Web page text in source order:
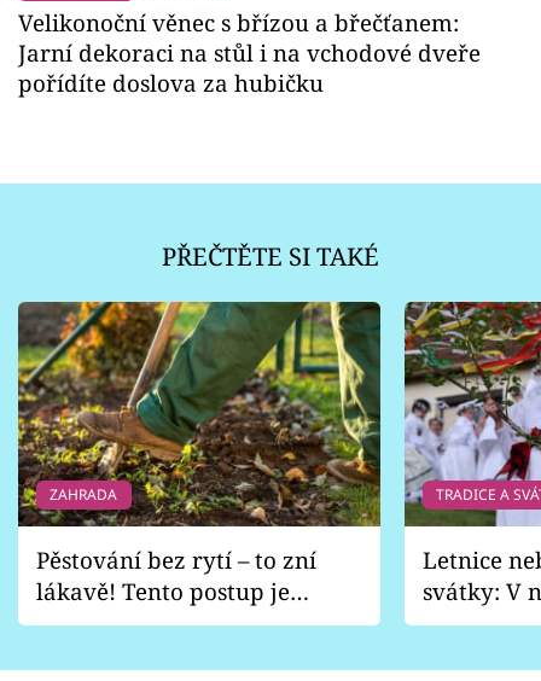
Velikonoční věnec s břízou a břečťanem:
Jarní dekoraci na stůl i na vchodové dveře
pořídíte doslova za hubičku
PŘEČTĚTE SI TAKÉ
ZAHRADA
Pěstování bez rytí – to zní
lákavě! Tento postup je
vhodný jen pro některé
TRADICE A
Letnice
svátky: V
pondělí